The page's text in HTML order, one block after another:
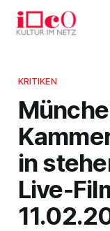
KRITIKEN
in
Live-